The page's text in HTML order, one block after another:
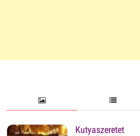
Kutyaszeretet